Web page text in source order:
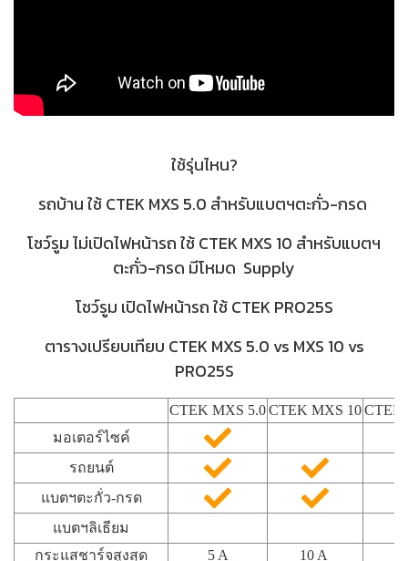
ใช้รุ่นไหน?
รถบ้าน ใช้ CTEK MXS 5.0 สำหรับแบตฯตะกั่ว-กรด
โชว์รูม ไม่เปิดไฟหน้ารถ ใช้ CTEK MXS 10 สำหรับแบตฯ
ตะกั่ว-กรด มีโหมด Supply
โชว์รูม เปิดไฟหน้ารถ ใช้ CTEK PRO25S
ตารางเปรียบเทียบ CTEK MXS 5.0 vs MXS 10 vs
PRO25S
CTEK MXS 5.0CTEK MXS 10CTEK
มอเตอร์ไซค์
รถยนต์
แบตฯตะกั่ว-กรด
แบตฯลิเธียม
กระแสชาร์จสูงสุด
5 A 10 A